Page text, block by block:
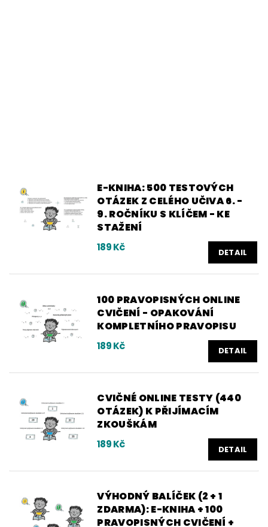
E-KNIHA: 500 TESTOVÝCH
OTÁZEK Z CELÉHO UČIVA 6. -
9. ROČNÍKU S KLÍČEM - KE
STAŽENÍ
189 Kč DETAIL
100 PRAVOPISNÝCH ONLINE
CVIČENÍ - OPAKOVÁNÍ
KOMPLETNÍHO PRAVOPISU
189 Kč DETAIL
CVIČNÉ ONLINE TESTY (440
OTÁZEK) K PŘIJÍMACÍM
ZKOUŠKÁM
189 Kč DETAIL
VÝHODNÝ BALÍČEK (2 + 1
ZDARMA): E-KNIHA + 100
PRAVOPISNÝCH CVIČENÍ +